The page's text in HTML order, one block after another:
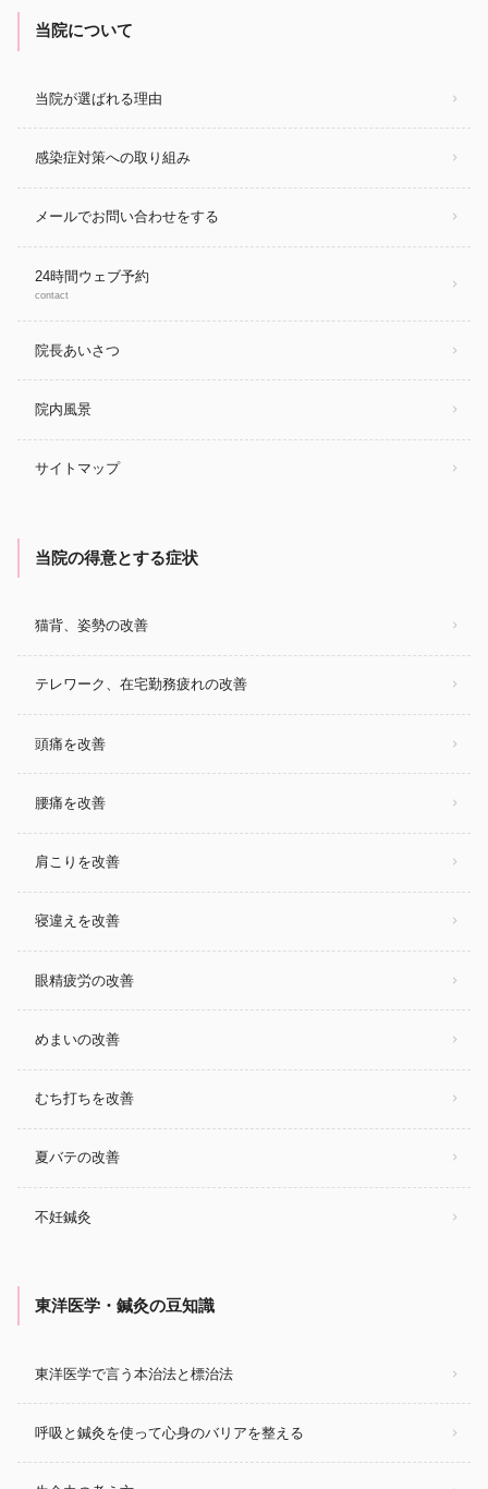
当院について
当院が選ばれる理由
感染症対策への取り組み
メールでお問い合わせをする
24時間ウェブ予約
contact
院長あいさつ
院内風景
サイトマップ
当院の得意とする症状
猫背、姿勢の改善
テレワーク、在宅勤務疲れの改善
頭痛を改善
腰痛を改善
肩こりを改善
寝違えを改善
眼精疲労の改善
めまいの改善
むち打ちを改善
夏バテの改善
不妊鍼灸
東洋医学・鍼灸の豆知識
東洋医学で言う本治法と標治法
呼吸と鍼灸を使って心身のバリアを整える